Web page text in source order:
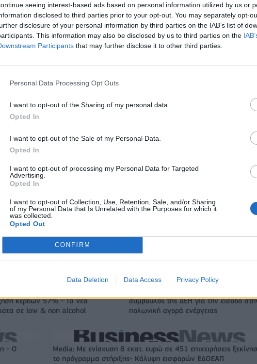
seeing interest-based ads based on personal information utilized by us or
disclosed to third parties prior to your opt-out. You may separately opt-
disclosure of your personal information by third parties on the IAB’s list of
This information may also be disclosed by us to third parties on the
Participants that may further disclose it to other third parties.
Personal Data Processing Opt Outs
I want to opt-out of the Sharing of my personal data.
Opted In
I want to opt-out of the Sale of my Personal Data.
Opted In
I want to opt-out of processing my Personal Data for Targeted
Advertising.
Opted In
I want to opt-out of Collection, Use, Retention, Sale, and/or Sharing
of my Personal Data that Is Unrelated with the Purposes for which it
was collected.
Opted Out
CONFIRM
Data Deletion Data Access Privacy Policy
ΔΕΘ
στο
Εθνική Κορασίδων: Απέναντι στη Δανία για το 2/2 στο
Ευρωμπάσκετ (live stream)
κερδών 57% - Τα νέα
σε low & non alcohol
σύμβουλος της ΔΕΗ για την είσοδο
πολωνική αγορά ενέργειας
- Ο
Media: Με ενίσχυση 8 εκατ. ευρώ σε 451 επιχειρήσεις
το πρόγραμμα στήριξης- Κάλυψη εισφορών ΕΔΟΕΑΠ